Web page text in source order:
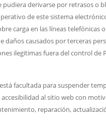
pudiera derivarse por retrasos o
de este sistema
carga en las líneas telefónicas
daños causados por terceras
ilegitimas fuera del control de
facultada para suspender
al sitio web con
reparación,